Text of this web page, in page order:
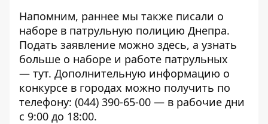
Напомним, раннее мы также писали о
наборе в патрульную полицию Днепра.
Подать заявление можно здесь, а узнать
больше о наборе и работе патрульных
— тут. Дополнительную информацию о
конкурсе в городах можно получить по
телефону: (044) 390-65-00 — в рабочие дни
с 9:00 до 18:00.